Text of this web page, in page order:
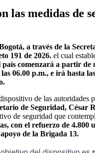
las medidas de
a través de la
191 de 2026. el cual
país comenzará a partir de
06.00 p.m., e irá hasta
de las autoridades
de Seguridad, César
de seguridad que
con el refuerzo de 4.800
de la Brigada 13.